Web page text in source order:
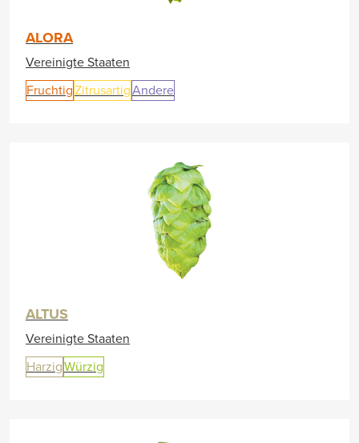
ALORA
Vereinigte Staaten
FruchtigZitrusartigAndere
ALTUS
Vereinigte Staaten
HarzigWürzig